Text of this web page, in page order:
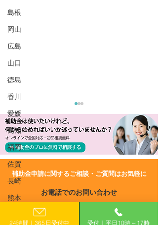
島根
岡山
広島
山口
徳島
香川
愛媛
高知
福岡
佐賀
長崎
熊本
和8年度(令和7年度12月補
正) 宮城県中小企業等再起
支援事業補助金
​補助金申請に関するご相談・ご質問はお気軽に
お電話でのお問い合わせ
0120-399-121
（平日10:00−17:00）
24時間｜365日受付中 受付｜平日10時～17時